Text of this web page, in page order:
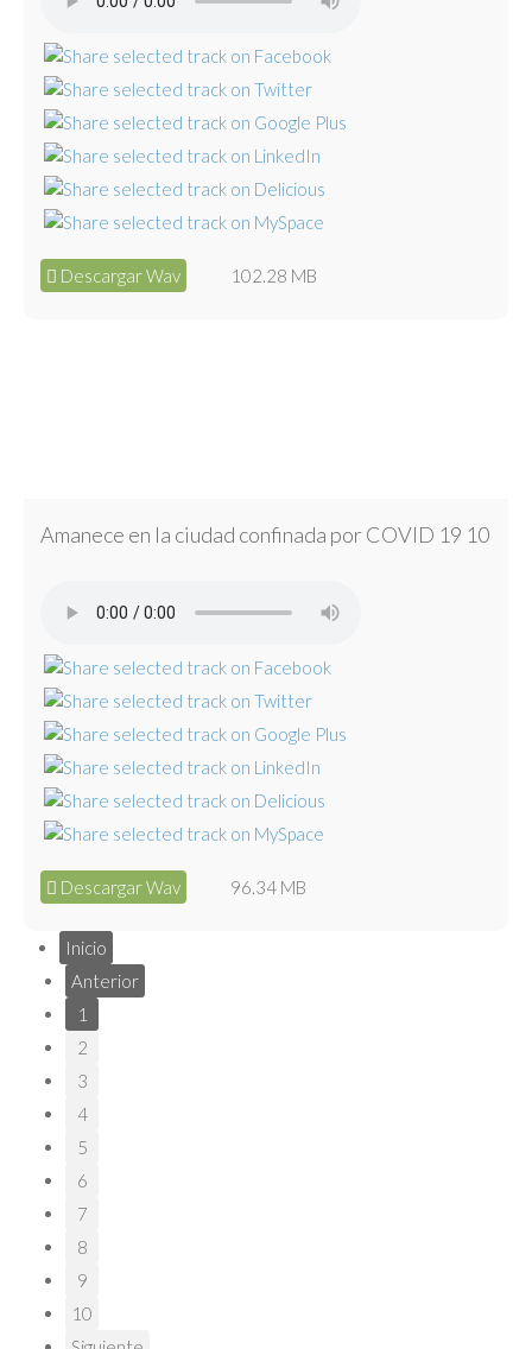
Descargar Wav 102.28 MB
Amanece en la ciudad confinada por COVID 19 10
Descargar Wav 96.34 MB
Inicio
Anterior
1
2
3
4
5
6
7
8
9
10